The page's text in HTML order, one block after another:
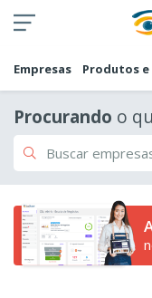
Empresas Produtos e
Procurando o